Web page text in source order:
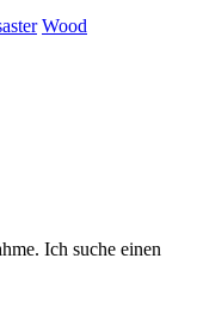
Wood
Ich suche einen